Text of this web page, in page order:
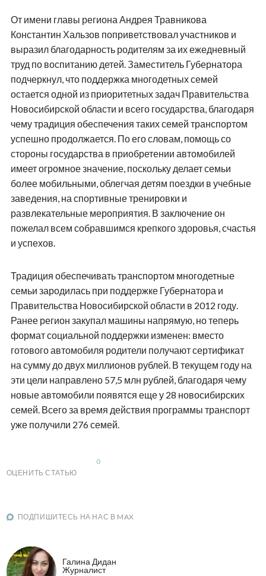
От имени главы региона Андрея Травникова
Константин Хальзов поприветствовал участников и
выразил благодарность родителям за их ежедневный
труд по воспитанию детей. Заместитель Губернатора
подчеркнул, что поддержка многодетных семей
остается одной из приоритетных задач Правительства
Новосибирской области и всего государства, благодаря
чему традиция обеспечения таких семей транспортом
успешно продолжается. По его словам, помощь со
стороны государства в приобретении автомобилей
имеет огромное значение, поскольку делает семьи
более мобильными, облегчая детям поездки в учебные
заведения, на спортивные тренировки и
развлекательные мероприятия. В заключение он
пожелал всем собравшимся крепкого здоровья, счастья
и успехов.
Традиция обеспечивать транспортом многодетные
семьи зародилась при поддержке Губернатора и
Правительства Новосибирской области в 2012 году.
Ранее регион закупал машины напрямую, но теперь
формат социальной поддержки изменен: вместо
готового автомобиля родители получают сертификат
на сумму до двух миллионов рублей. В текущем году на
эти цели направлено 57,5 млн рублей, благодаря чему
новые автомобили появятся еще у 28 новосибирских
семей. Всего за время действия программы транспорт
уже получили 276 семей.
ОЦЕНИТЬ СТАТЬЮ
0
ПОДПИШИТЕСЬ НА НАС В MAX
Галина Дидан
Журналист